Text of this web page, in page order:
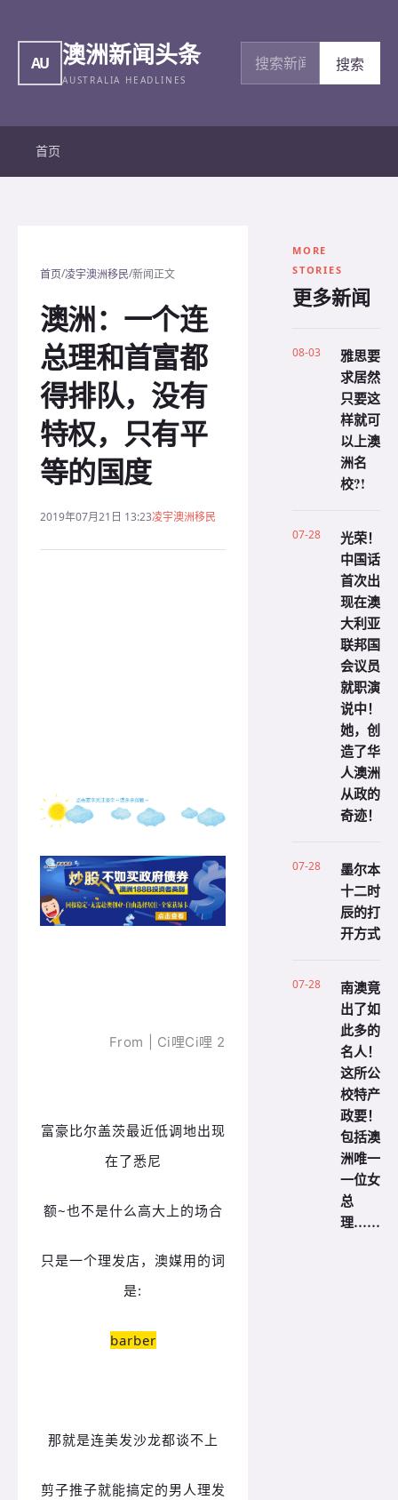
AU 澳洲新闻头条
AUSTRALIA HEADLINES
搜索新闻
搜索
首页
首页/凌宇澳洲移民/新闻正文
澳洲：一个连
总理和首富都
得排队，没有
特权，只有平
等的国度
2019年07月21日 13:23凌宇澳洲移民
From | Ci哩Ci哩 2
富豪比尔盖茨最近低调地出现
在了悉尼
额~也不是什么高大上的场合
只是一个理发店，澳媒用的词
是:
barber
那就是连美发沙龙都谈不上
剪子推子就能搞定的男人理发
MORE
STORIES
更多新闻
08-03
雅思要
求居然
只要这
样就可
以上澳
洲名
校?!
07-28
光荣！
中国话
首次出
现在澳
大利亚
联邦国
会议员
就职演
说中！
她，创
造了华
人澳洲
从政的
奇迹！
07-28
墨尔本
十二时
辰的打
开方式
07-28
南澳竟
出了如
此多的
名人！
这所公
校特产
政要！
包括澳
洲唯一
一位女
总
理……